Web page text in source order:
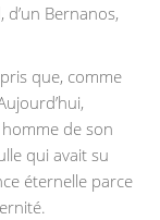
d’un Bernanos,
que, comme
de son
qui avait su
éternelle parce